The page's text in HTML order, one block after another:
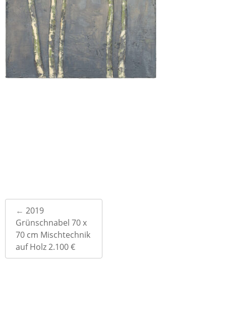
Post
navigation
← 2019
Grünschnabel 70 x
70 cm Mischtechnik
auf Holz 2.100 €